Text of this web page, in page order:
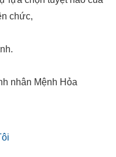
chức,
nhân Mệnh Hỏa